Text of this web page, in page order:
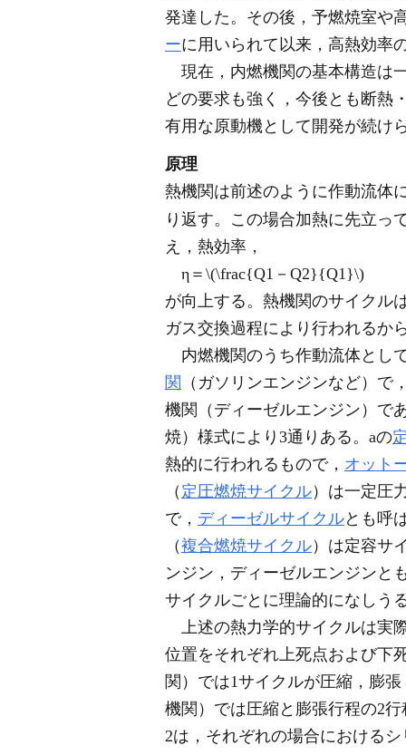
発達した。その後，予燃焼室や
ーに用いられて以来，高熱効率
現在，内燃機関の基本構造は
どの要求も強く，今後とも断熱
有用な原動機として開発が続け
原理
熱機関は前述のように作動流体
り返す。この場合加熱に先立っ
え，熱効率，
η＝\(\frac{Q1－Q2}{Q1}\)
が向上する。熱機関のサイクル
ガス交換過程により行われるか
内燃機関のうち作動流体とし
関 （ガソリンエンジンなど）
機関（ディーゼルエンジン）で
焼）様式により3通りある。aの
熱的に行われるもので， オット
（ 定圧燃焼サイクル）は一定圧
で， ディーゼルサイクルとも呼
（複合燃焼サイクル）は定容サ
ンジン，ディーゼルエンジンと
サイクルごとに理論的になしう
上述の熱力学的サイクルは実
位置をそれぞれ上死点および下
関）では1サイクルが圧縮，膨
機関）では圧縮と膨張行程の2
2は，それぞれの場合における